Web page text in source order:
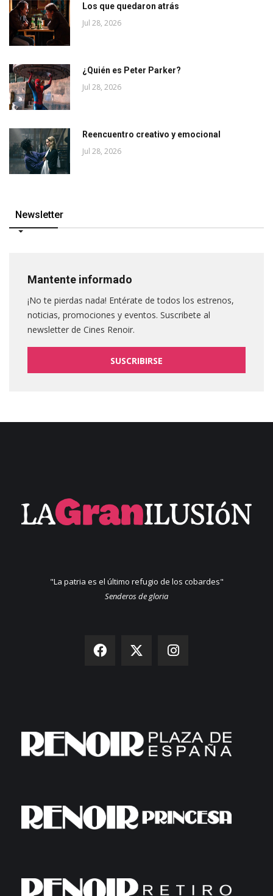
Los que quedaron atrás
Jul 28, 2026
¿Quién es Peter Parker?
Jul 28, 2026
Reencuentro creativo y emocional
Jul 28, 2026
Newsletter
Mantente informado
¡No te pierdas nada! Entérate de todos los estrenos,
noticias, promociones y eventos. Suscribete al
newsletter de Cines Renoir.
SUSCRIBIRSE
"La patria es el último refugio de los cobardes"
Senderos de gloria